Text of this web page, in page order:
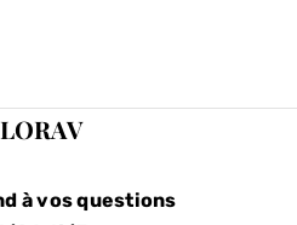
à vos questions